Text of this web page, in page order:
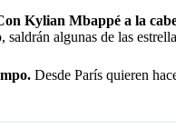
Kylian Mbappé a la
saldrán algunas de las
Desde París quieren